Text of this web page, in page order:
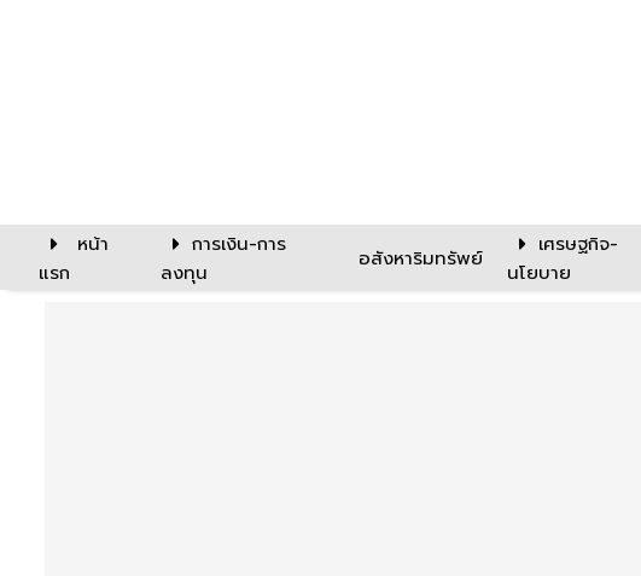
หน้า
แรก
การเงิน-การ
ลงทุน
อสังหาริมทรัพย์
เศรษฐกิจ-
นโยบาย